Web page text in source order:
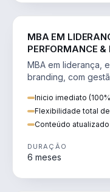
MBA EM
PERFORMANCE &
MBA em liderança,
branding, com
Inicio imediato
Flexibilidade total
Conteúdo
DURAÇÃO
6 meses